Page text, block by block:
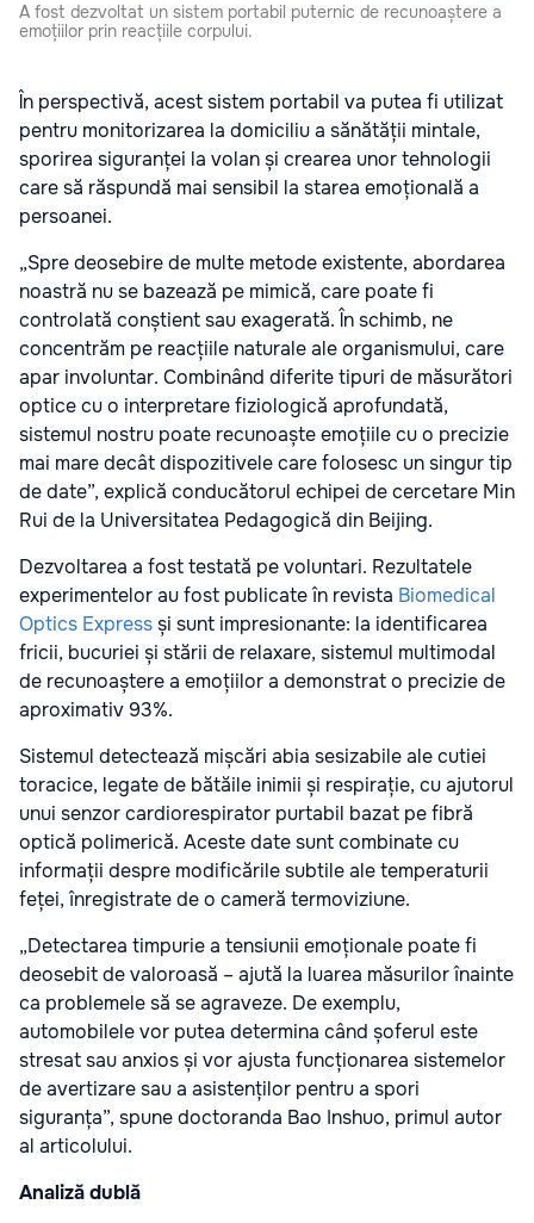
A fost dezvoltat un sistem portabil puternic de recunoaștere a
emoțiilor prin reacțiile corpului.
În perspectivă, acest sistem portabil va putea fi utilizat
pentru monitorizarea la domiciliu a sănătății mintale,
sporirea siguranței la volan și crearea unor tehnologii
care să răspundă mai sensibil la starea emoțională a
persoanei.
„Spre deosebire de multe metode existente, abordarea
noastră nu se bazează pe mimică, care poate fi
controlată conștient sau exagerată. În schimb, ne
concentrăm pe reacțiile naturale ale organismului, care
apar involuntar. Combinând diferite tipuri de măsurători
optice cu o interpretare fiziologică aprofundată,
sistemul nostru poate recunoaște emoțiile cu o precizie
mai mare decât dispozitivele care folosesc un singur tip
de date”, explică conducătorul echipei de cercetare Min
Rui de la Universitatea Pedagogică din Beijing.
Dezvoltarea a fost testată pe voluntari. Rezultatele
experimentelor au fost publicate în revista Biomedical
Optics Expressși sunt impresionante: la identificarea
fricii, bucuriei și stării de relaxare, sistemul multimodal
de recunoaștere a emoțiilor a demonstrat o precizie de
aproximativ 93%.
Sistemul detectează mișcări abia sesizabile ale cutiei
toracice, legate de bătăile inimii și respirație, cu ajutorul
unui senzor cardiorespirator purtabil bazat pe fibră
optică polimerică. Aceste date sunt combinate cu
informații despre modificările subtile ale temperaturii
feței, înregistrate de o cameră termoviziune.
„Detectarea timpurie a tensiunii emoționale poate fi
deosebit de valoroasă – ajută la luarea măsurilor înainte
ca problemele să se agraveze. De exemplu,
automobilele vor putea determina când șoferul este
stresat sau anxios și vor ajusta funcționarea sistemelor
de avertizare sau a asistenților pentru a spori
siguranța”, spune doctoranda Bao Inshuo, primul autor
al articolului.
Analiză dublă